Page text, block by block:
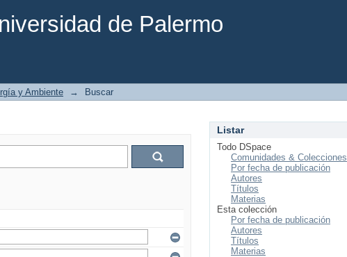
de Palermo
y Ambiente → Buscar
Listar
Todo DSpace
Comunidades & Colecciones
Por fecha de publicación
Autores
Títulos
Materias
Esta colección
Por fecha de publicación
Autores
Títulos
Materias